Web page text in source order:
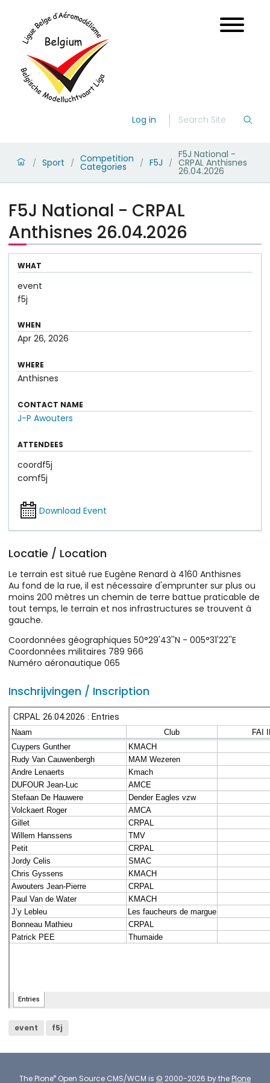
Log in
/ Sport / Competition
Categories / F5J /
F5J National -
CRPAL Anthisnes
26.04.2026
F5J National - CRPAL
Anthisnes 26.04.2026
WHAT
event
f5j
WHEN
Apr 26, 2026
WHERE
Anthisnes
CONTACT NAME
J-P Awouters
ATTENDEES
coordf5j
comf5j
Download Event
Locatie / Location
Le terrain est situé rue Eugène Renard à 4160 Anthisnes
Au fond de la rue, il est nécessaire d'emprunter sur plus ou
moins 200 mètres un chemin de terre battue praticable de
tout temps, le terrain et nos infrastructures se trouvent à
gauche.
Coordonnées géographiques 50°29'43''N - 005°31'22''E
Coordonnées militaires 789 966
Numéro aéronautique 065
Inschrijvingen / Inscription
event f5j
The Plone® Open Source CMS/WCM is © 2000-2026 by the Plone